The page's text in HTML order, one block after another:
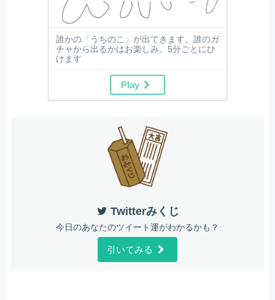
誰かの「うちのこ」が出てきます。誰のガ
チャから出るかはお楽しみ。5分ごとにひ
けます
Play
Twitterみくじ
今日のあなたのツイート運がわかるかも？
引いてみる